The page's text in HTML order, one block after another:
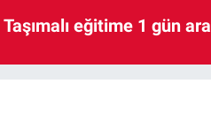
eğitime 1 gün ara